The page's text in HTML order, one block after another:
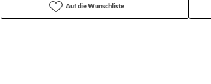
Auf die Wunschliste